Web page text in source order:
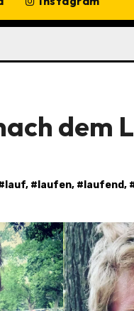
dem
lauf, # laufen, # laufend,